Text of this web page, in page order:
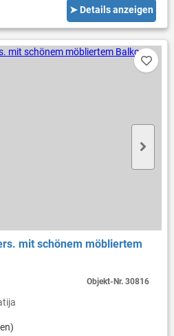
➤ Details anzeigen
mit schönem möbliertem
Objekt-Nr.30816